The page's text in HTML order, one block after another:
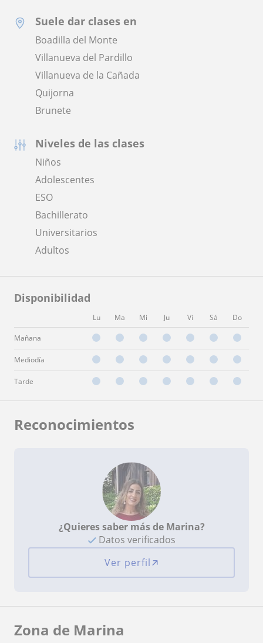
Suele dar clases en
Boadilla del Monte
Villanueva del Pardillo
Villanueva de la Cañada
Quijorna
Brunete
Niveles de las clases
Niños
Adolescentes
ESO
Bachillerato
Universitarios
Adultos
Disponibilidad
Lu Ma Mi Ju Vi Sá Do
Mañana
Mediodía
Tarde
Reconocimientos
¿Quieres saber más de Marina?
Datos verificados
Ver perfil
Zona de Marina